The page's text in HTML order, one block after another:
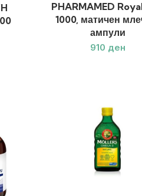
PHARMAMED
1000, матичен
ампули
ден